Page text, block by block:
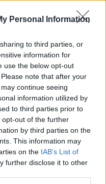
Personal Information
to third parties, or
information for
use the below opt-out
note that after your
continue seeing
information utilized by
to third parties prior to
out of the further
by third parties on the
This information may
on the IAB’s List of
further disclose it to other
leépülését
szerint az
kezdtek el
ez inkább a
a vietnámi
hogy ezzel